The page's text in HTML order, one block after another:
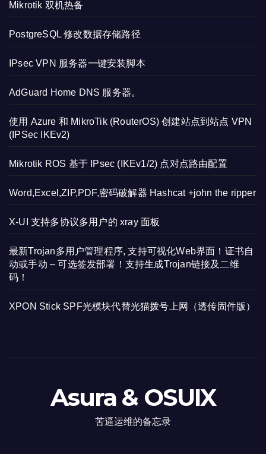
Mikrotik 双机热备
PostgreSQL 修改数据存储路径
IPsec VPN 服务器一键安装脚本
AdGuard Home DNS 服务器。
使用 Azure 和 MikroTik (RouterOS) 创建站点到站点 VPN
(IPSec IKEv2)
Mikrotik ROS 基于 IPsec (IKEv1/2) 点对点路由配置
Word,Excel,ZIP,PDF,密码破解器 Hashcat +john the ripper
X-UI 支持多协议多用户的 xray 面板
最新Trojan多用户管理程序, 支持可视化Web界面！证书自
动或手动 – 可选签发部署！支持生成Trojan链接及二维
码！
XPON Stick SPF光模块代替光猫拨号上网（透传固件版）
Asura & OSUIX
苦逼运维的备忘录